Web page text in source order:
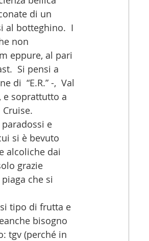
di un
al botteghino.  I
non
eppure, al pari
Si pensi a
di  “E.R.” -,  Val
e soprattutto a
e
si è bevuto
alcoliche dai
grazie
che si
tipo di frutta e
bisogno
tgv (perché in